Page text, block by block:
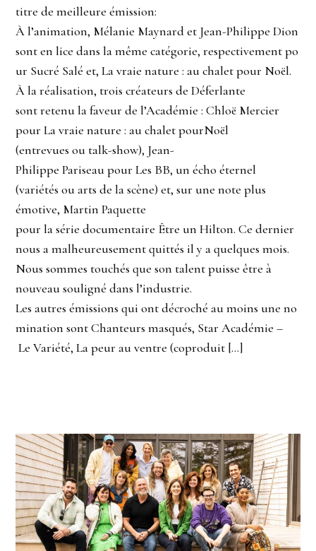
titre de meilleure émission:
À l’animation, Mélanie Maynard et Jean-Philippe Dion
sont en lice dans la même catégorie, respectivement po
ur Sucré Salé et, La vraie nature : au chalet pour Noël.
À la réalisation, trois créateurs de Déferlante
sont retenu la faveur de l’Académie : Chloë Mercier
pour La vraie nature : au chalet pourNoël
(entrevues ou talk-show), Jean-
Philippe Pariseau pour Les BB, un écho éternel
(variétés ou arts de la scène) et, sur une note plus
émotive, Martin Paquette
pour la série documentaire Être un Hilton. Ce dernier
nous a malheureusement quittés il y a quelques mois.
Nous sommes touchés que son talent puisse être à
nouveau souligné dans l’industrie.
Les autres émissions qui ont décroché au moins une no
mination sont Chanteurs masqués, Star Académie –
Le Variété, La peur au ventre (coproduit […]